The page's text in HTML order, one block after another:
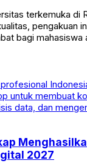
terkemuka di
pengakuan
bagi mahasiswa
2027